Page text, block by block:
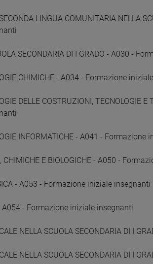
LINGUA COMUNITARIA NELLA
SECONDARIA DI I GRADO - A030 -
CHIMICHE - A034 - Formazione
DELLE COSTRUZIONI, TECNOLOGIE
INFORMATICHE - A041 -
CHIMICHE E BIOLOGICHE - A050 -
- A053 - Formazione iniziale insegnanti
- A054 - Formazione iniziale insegnanti
NELLA SCUOLA SECONDARIA DI I
NELLA SCUOLA SECONDARIA DI I